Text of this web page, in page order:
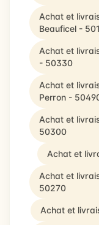
Achat et
Beauficel -
Achat et
- 50330
Achat et
Perron -
Achat et
50300
Achat et
Achat et
50270
Achat et